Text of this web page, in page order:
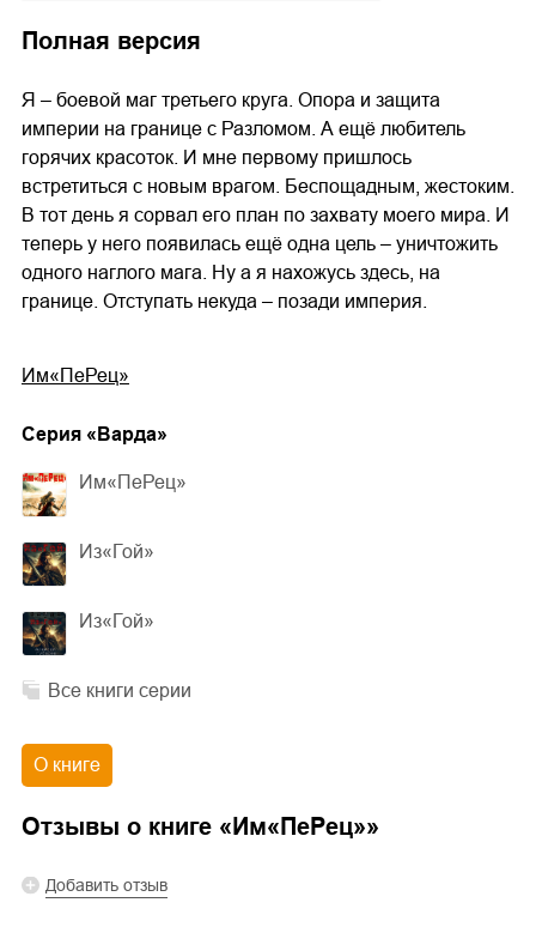
03.mp3 14:00
Полная версия
Я – боевой маг третьего круга. Опора и защита
империи на границе с Разломом. А ещё любитель
горячих красоток. И мне первому пришлось
встретиться с новым врагом. Беспощадным, жестоким.
В тот день я сорвал его план по захвату моего мира. И
теперь у него появилась ещё одна цель – уничтожить
одного наглого мага. Ну а я нахожусь здесь, на
границе. Отступать некуда – позади империя.
Им«ПеРец»
Cерия « Варда»
Им«ПеРец»
Из«Гой»
Из«Гой»
Все книги серии
О книге
Отзывы о книге «Им«ПеРец»»
Добавить отзыв